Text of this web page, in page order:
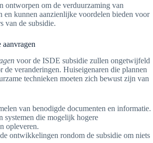
ontworpen om de verduurzaming van
en kunnen aanzienlijke voordelen bieden voor
van de subsidie.
voor de ISDE subsidie zullen ongetwijfeld
de veranderingen. Huiseigenaren die plannen
technieken moeten zich bewust zijn van
van benodigde documenten en informatie.
systemen die mogelijk hogere
opleveren.
ontwikkelingen rondom de subsidie om niets